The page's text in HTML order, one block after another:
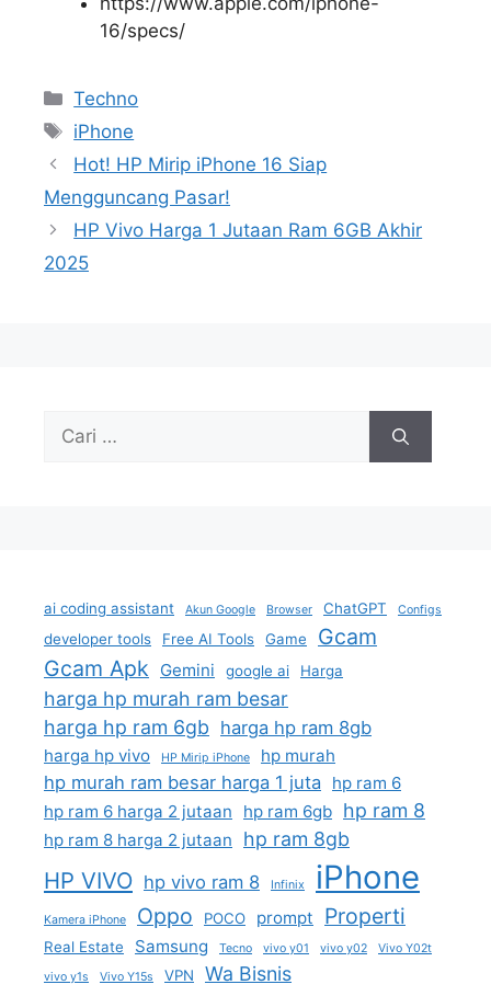
16/specs/
Kategori
Techno
Tag
iPhone
Hot! HP Mirip iPhone 16 Siap
Mengguncang Pasar!
HP Vivo Harga 1 Jutaan Ram 6GB Akhir
2025
Cari
ai coding assistant Akun Google Browser ChatGPT Configs
developer tools Free AI Tools Game
Gcam
Gcam Apk
Gemini google ai Harga
harga hp murah ram besar
harga hp ram 6gb harga hp ram 8gb
harga hp vivo HP Mirip iPhone hp murah
hp murah ram besar harga 1 juta
hp ram 6
hp ram 6 harga 2 jutaan
hp ram 6gb hp ram 8
hp ram 8 harga 2 jutaan hp ram 8gb
HP VIVO hp vivo ram 8 Infinix iPhone
Kamera iPhone Oppo POCO prompt Properti
Real Estate Samsung Tecno vivo y01 vivo y02
Vivo Y02t
vivo y1s
Vivo Y15s VPN Wa Bisnis